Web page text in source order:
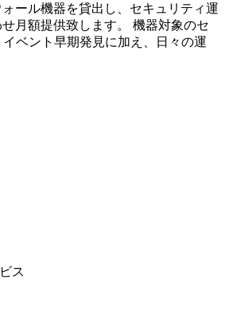
ール機器を貸出し、セキュリティ運
月額提供致します。 機器対象のセ
ベント早期発見に加え、日々の運
ス